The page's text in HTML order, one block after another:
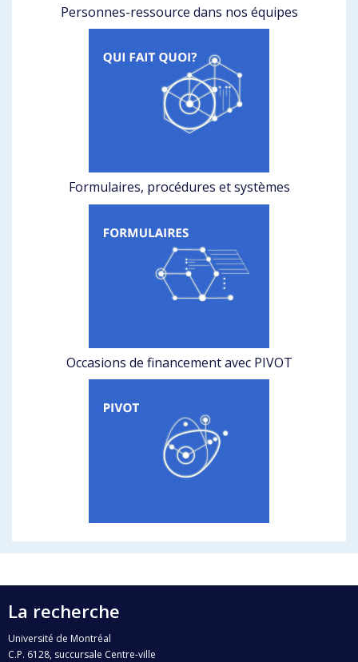
Personnes-ressource dans nos équipes
Formulaires, procédures et systèmes
Occasions de financement avec PIVOT
La recherche
Université de Montréal
C.P. 6128, succursale Centre-ville